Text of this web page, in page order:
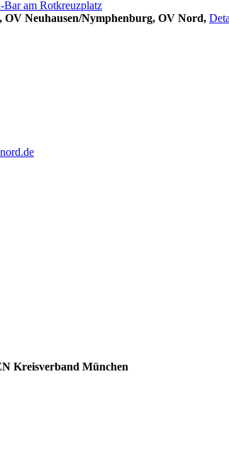
Bar am Rotkreuzplatz
OV Neuhausen/Nymphenburg, OV Nord,
Kreisverband München